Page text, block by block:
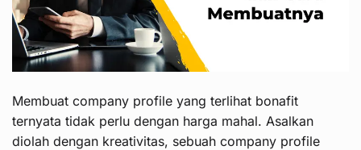
Membuat company profile yang terlihat bonafit
ternyata tidak perlu dengan harga mahal. Asalkan
diolah dengan kreativitas, sebuah company profile